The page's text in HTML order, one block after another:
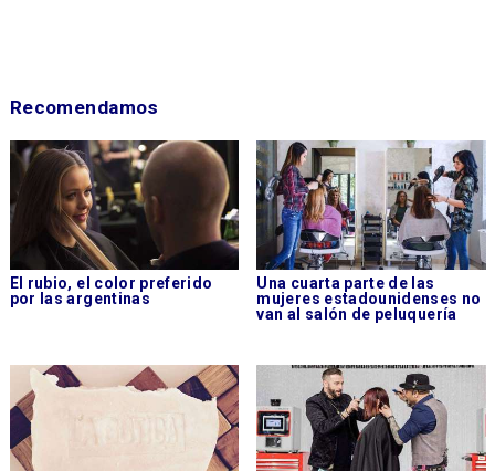
Recomendamos
El rubio, el color preferido
por las argentinas
Una cuarta parte de las
mujeres estadounidenses no
van al salón de peluquería